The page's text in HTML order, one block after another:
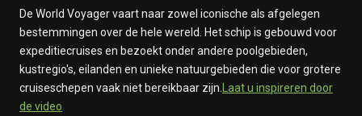
De World Voyager vaart naar zowel iconische als afgelegen
bestemmingen over de hele wereld. Het schip is gebouwd voor
expeditiecruises en bezoekt onder andere poolgebieden,
kustregio's, eilanden en unieke natuurgebieden die voor grotere
cruiseschepen vaak niet bereikbaar zijn.Laat u inspireren door
de video